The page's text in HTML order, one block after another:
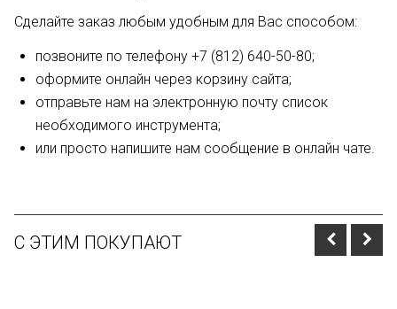
Сделайте заказ любым удобным для Вас способом:
позвоните по телефону +7 (812) 640-50-80;
оформите онлайн через корзину сайта;
отправьте нам на электронную почту список
необходимого инструмента;
или просто напишите нам сообщение в онлайн чате.
С ЭТИМ ПОКУПАЮТ